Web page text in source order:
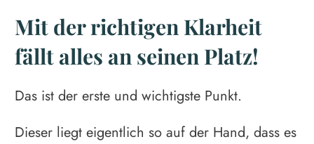
Mit der richtigen Klarheit
fällt alles an seinen Platz!
Das ist der erste und wichtigste Punkt.
Dieser liegt eigentlich so auf der Hand, dass es